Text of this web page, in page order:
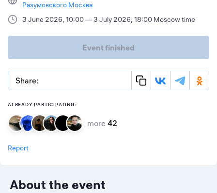
Разумовского Москва
3 June 2026, 10:00 — 3 July 2026, 18:00 Moscow time
Event finished
Share:
ALREADY PARTICIPATING:
more 42
Report
About the event